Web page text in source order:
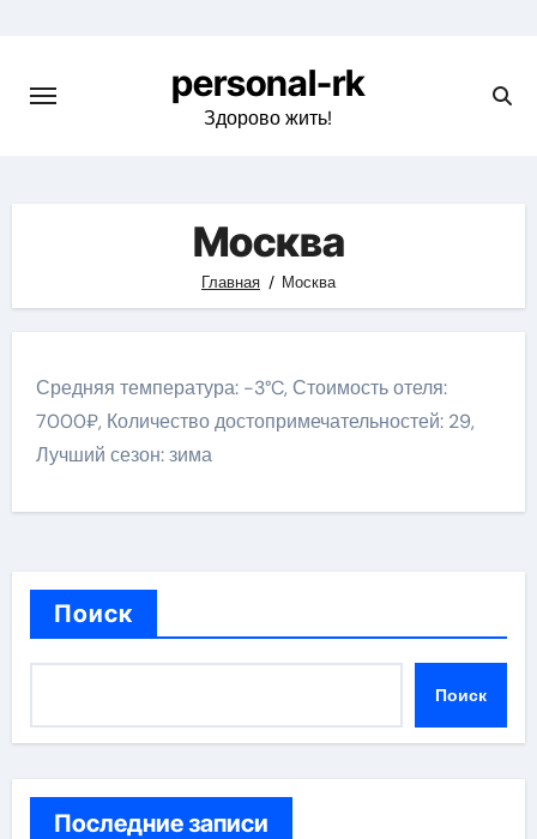
содержимому
personal-rk
Здорово жить!
Москва
Главная Москва
Средняя температура: -3°C, Стоимость отеля:
7000₽, Количество достопримечательностей: 29,
Лучший сезон: зима
Поиск
Поиск
Последние записи